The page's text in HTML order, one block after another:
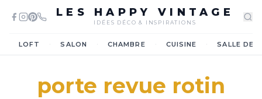
LES HAPPY VINTAGE
IDÉES DÉCO & INSPIRATIONS
LOFT SALON CHAMBRE CUISINE SALLE DE
porte revue rotin